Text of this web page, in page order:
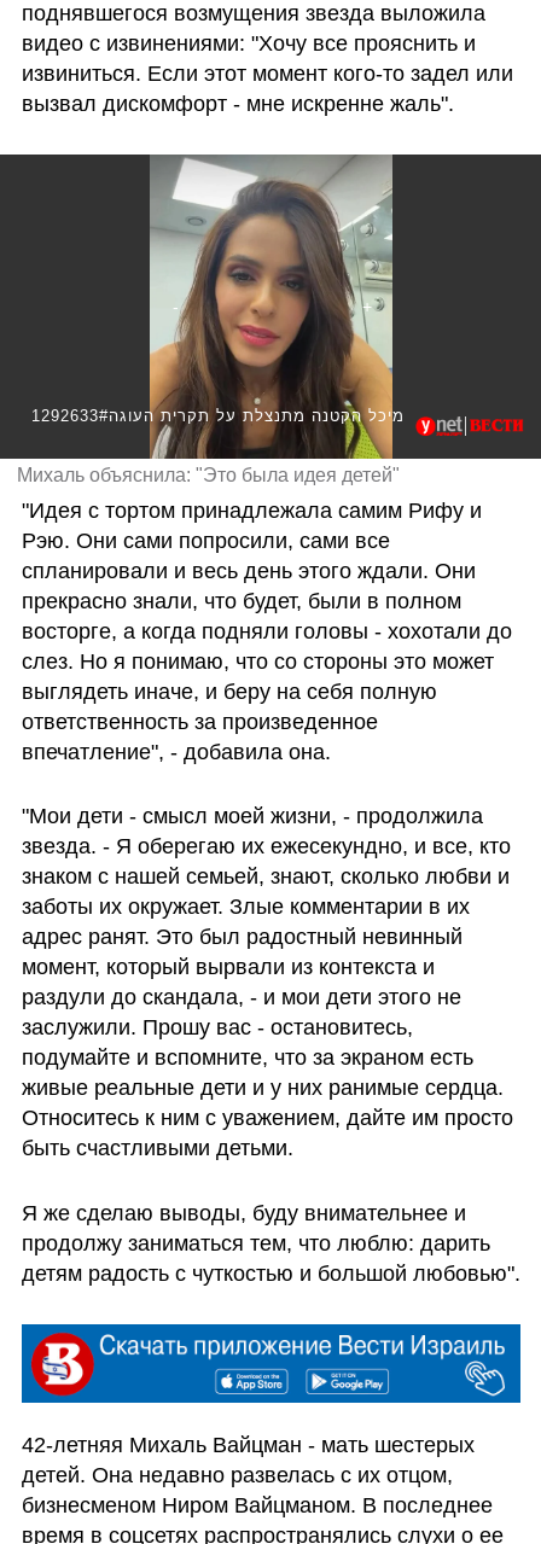
поднявшегося возмущения звезда выложила
видео с извинениями: "Хочу все прояснить и
извиниться. Если этот момент кого-то задел или
вызвал дискомфорт - мне искренне жаль".
1292633#מיכל הקטנה מתנצלת על תקרית העוגה
Михаль объяснила: "Это была идея детей"
"Идея с тортом принадлежала самим Рифу и
Рэю. Они сами попросили, сами все
спланировали и весь день этого ждали. Они
прекрасно знали, что будет, были в полном
восторге, а когда подняли головы - хохотали до
слез. Но я понимаю, что со стороны это может
выглядеть иначе, и беру на себя полную
ответственность за произведенное
впечатление", - добавила она.
"Мои дети - смысл моей жизни, - продолжила
звезда. - Я оберегаю их ежесекундно, и все, кто
знаком с нашей семьей, знают, сколько любви и
заботы их окружает. Злые комментарии в их
адрес ранят. Это был радостный невинный
момент, который вырвали из контекста и
раздули до скандала, - и мои дети этого не
заслужили. Прошу вас - остановитесь,
подумайте и вспомните, что за экраном есть
живые реальные дети и у них ранимые сердца.
Относитесь к ним с уважением, дайте им просто
быть счастливыми детьми.
Я же сделаю выводы, буду внимательнее и
продолжу заниматься тем, что люблю: дарить
детям радость с чуткостью и большой любовью".
42-летняя Михаль Вайцман - мать шестерых
детей. Она недавно развелась с их отцом,
бизнесменом Ниром Вайцманом. В последнее
время в соцсетях распространялись слухи о ее